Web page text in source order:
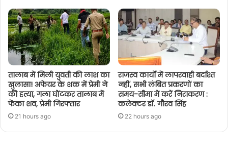
तालाब में मिली युवती की लाश का
खुलासा! अफेयर के शक में प्रेमी ने
की हत्या, गला घोंटकर तालाब में
फेंका शव, प्रेमी गिरफ्तार
21 hours ago
राजस्व कार्यों में लापरवाही बर्दाश्त
नहीं, सभी लंबित प्रकरणों का
समय-सीमा में करें निराकरण :
कलेक्टर डॉ. गौरव सिंह
22 hours ago